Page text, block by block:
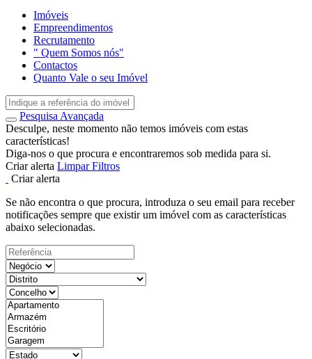
Imóveis
Empreendimentos
Recrutamento
" Quem Somos nós"
Contactos
Quanto Vale o seu Imóvel
Pesquisa Avançada
Desculpe, neste momento não temos imóveis com estas
características!
Diga-nos o que procura e encontraremos sob medida para si.
Criar alerta Limpar Filtros
Criar alerta
Se não encontra o que procura, introduza o seu email para receber
notificações sempre que existir um imóvel com as características
abaixo selecionadas.